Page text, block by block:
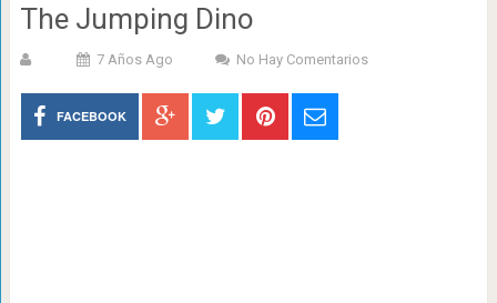
The Jumping Dino
7 Años Ago No Hay Comentarios
FACEBOOK